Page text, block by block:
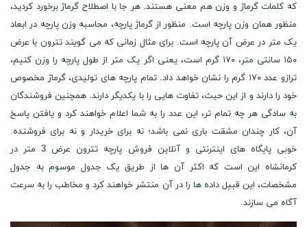
که کلمات گرماژ و وزن هم معنی هستند. هر جا با اصطلاح گرماژ برخورد کردید،
منظور همان وزن پارچه است. منظور از گرماژ پارچه، محاسبه وزن پارچه در ابعاد
یک متر در عرض آن پارچه است. برای مثال زمانی که می گویند تترون با عرض
١۵٠ سانتی متر، ١٧٠ گرم است، یعنی اگر یک متر از طول پارچه را وزن کنیم،
ترازو عدد ١٧٠ گرم را نشان خواهد داد. تمام پارچه های تولیدی، گرماژ مخصوص
خود را دارند و از این حیث، تفاوت هایی را با یکدیگر دارند. همچنین فروشندگان
به سادگی هر چه تمام تر، این عدد را به شما اعلام خواهند کرد و یافتن پاسخ
آن، کار چندان مشقت باری نمی باشد؛ نه برای خریدار و نه برای فروشنده.
خوبی پایگاه های اینترنتی و آنلاین فروش پارچه تترون عرض 3 متر در
کرمانشاه این است که اکثر آن ها از طریق یک جدول موسوم به جدول
مشخصات، این قبیل داده ها را در آن منتشر خواهند کرد و مخاطب را به سرعت
آگاه می سازند.